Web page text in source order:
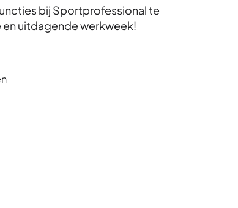
bij Sportprofessional te
uitdagende werkweek!